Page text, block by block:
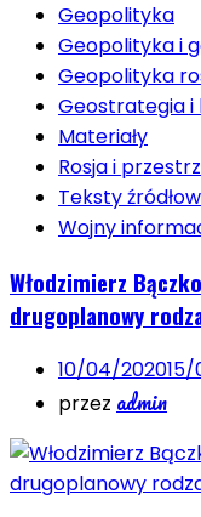
Geopolityka
Geopolityka i
Geopolityka
Geostrategia
Materiały
Rosja i
Teksty
Wojny
Włodzimierz
drugoplanowy
10/04/2020
przez admin